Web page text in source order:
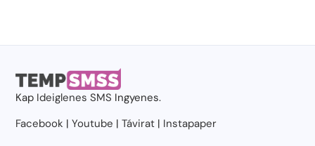
Kap Ideiglenes SMS Ingyenes.
Facebook |Youtube |Távirat | Instapaper